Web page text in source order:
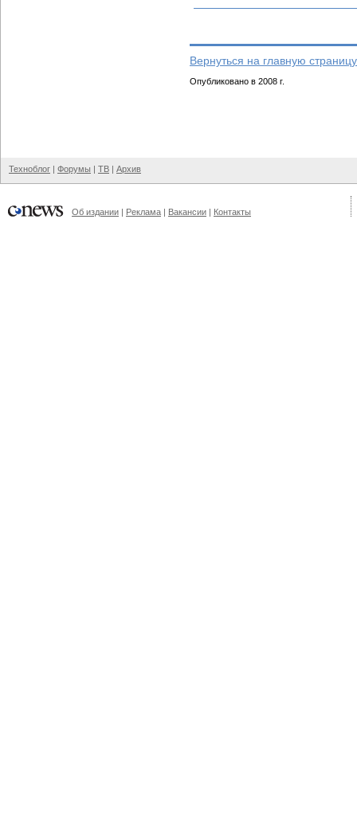
Вернуться на главную
Опубликовано в 2008 г.
Техноблог | Форумы | ТВ | Архив
Об издании | Реклама | Вакансии | Контакты